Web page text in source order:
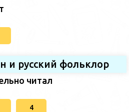
и русский фольклор
читал
4